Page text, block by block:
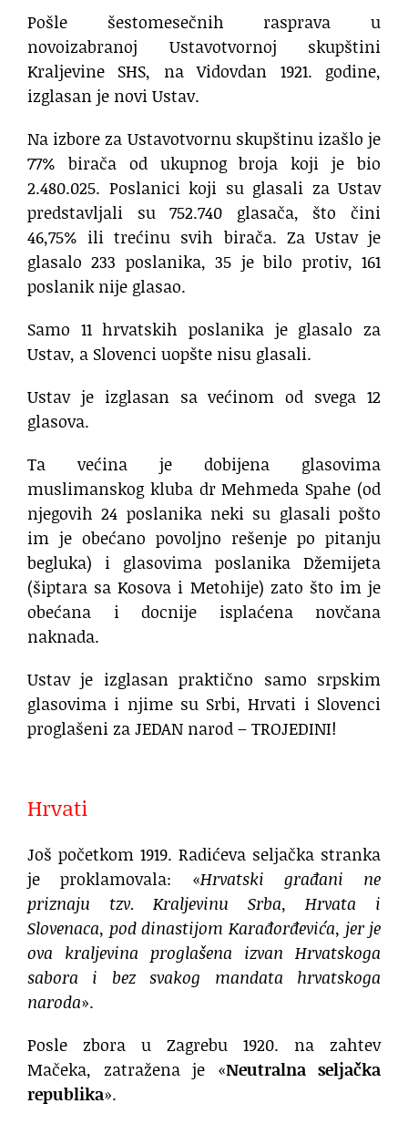
Pošle šestomesečnih rasprava u
novoizabranoj Ustavotvornoj skupštini
Kraljevine SHS, na Vidovdan 1921. godine,
izglasan je novi Ustav.
Na izbore za Ustavotvornu skupštinu izašlo je
77% birača od ukupnog broja koji je bio
2.480.025. Poslanici koji su glasali za Ustav
predstavljali su 752.740 glasača, što čini
46,75% ili trećinu svih birača. Za Ustav je
glasalo 233 poslanika, 35 je bilo protiv, 161
poslanik nije glasao.
Samo 11 hrvatskih poslanika je glasalo za
Ustav, a Slovenci uopšte nisu glasali.
Ustav je izglasan sa većinom od svega 12
glasova.
Ta većina je dobijena glasovima
muslimanskog kluba dr Mehmeda Spahe (od
njegovih 24 poslanika neki su glasali pošto
im je obećano povoljno rešenje po pitanju
begluka) i glasovima poslanika Džemijeta
(šiptara sa Kosova i Metohije) zato što im je
obećana i docnije isplaćena novčana
naknada.
Ustav je izglasan praktično samo srpskim
glasovima i njime su Srbi, Hrvati i Slovenci
proglašeni za JEDAN narod – TROJEDINI!
Hrvati
Još početkom 1919. Radićeva seljačka stranka
je proklamovala: «Hrvatski građani ne
priznaju tzv. Kraljevinu Srba, Hrvata i
Slovenaca, pod dinastijom Karađorđevića, jer je
ova kraljevina proglašena izvan Hrvatskoga
sabora i bez svakog mandata hrvatskoga
naroda».
Posle zbora u Zagrebu 1920. na zahtev
Mačeka, zatražena je «Neutralna seljačka
republika».